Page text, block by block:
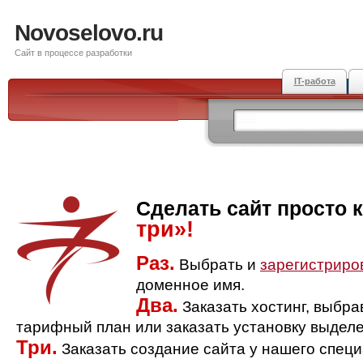
Novoselovo.ru
Сайт в процессе разработки
IT-работа
Сделать сайт просто
три»!
Раз. Выбрать и
доменное имя.
Два. Заказать хостинг,
тарифный план или заказать установку
Три. Заказать создание сайта у нашего